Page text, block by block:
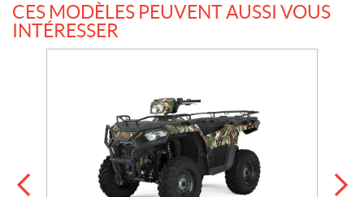
CES MODÈLES PEUVENT AUSSI VOUS
INTÉRESSER